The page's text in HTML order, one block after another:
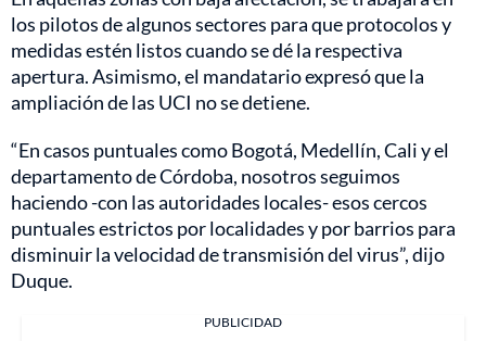
los pilotos de algunos sectores para que protocolos y
medidas estén listos cuando se dé la respectiva
apertura. Asimismo, el mandatario expresó que la
ampliación de las UCI no se detiene.
“En casos puntuales como Bogotá, Medellín, Cali y el
departamento de Córdoba, nosotros seguimos
haciendo -con las autoridades locales- esos cercos
puntuales estrictos por localidades y por barrios para
disminuir la velocidad de transmisión del virus”, dijo
Duque.
PUBLICIDAD